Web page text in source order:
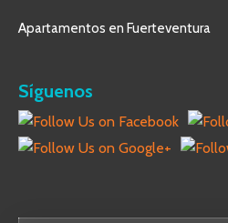
Apartamentos en Fuerteventura
Síguenos